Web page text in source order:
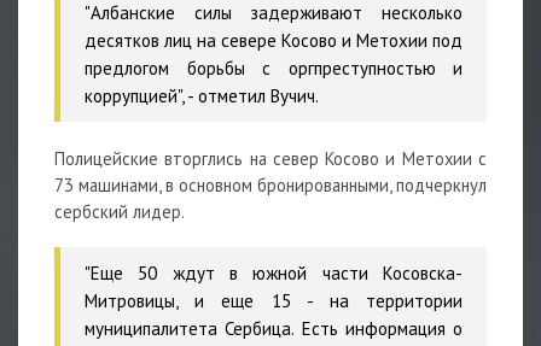
"Албанские силы задерживают несколько
десятков лиц на севере Косово и Метохии под
предлогом борьбы с оргпреступностью и
коррупцией", - отметил Вучич.
Полицейские вторглись на север Косово и Метохии с
73 машинами, в основном бронированными, подчеркнул
сербский лидер.
"Еще 50 ждут в южной части Косовска-
Митровицы, и еще 15 - на территории
муниципалитета Сербица. Есть информация о